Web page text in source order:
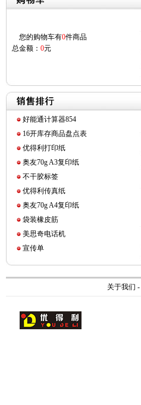
您的购物车有0件商品
总金额： 0元
好能通计算器854
16开库存商品盘点表
优得利打印纸
奥友70g A3复印纸
不干胶标签
优得利传真纸
奥友70g A4复印纸
袋装橡皮筋
美思奇电话机
宣传单
关于我们 -